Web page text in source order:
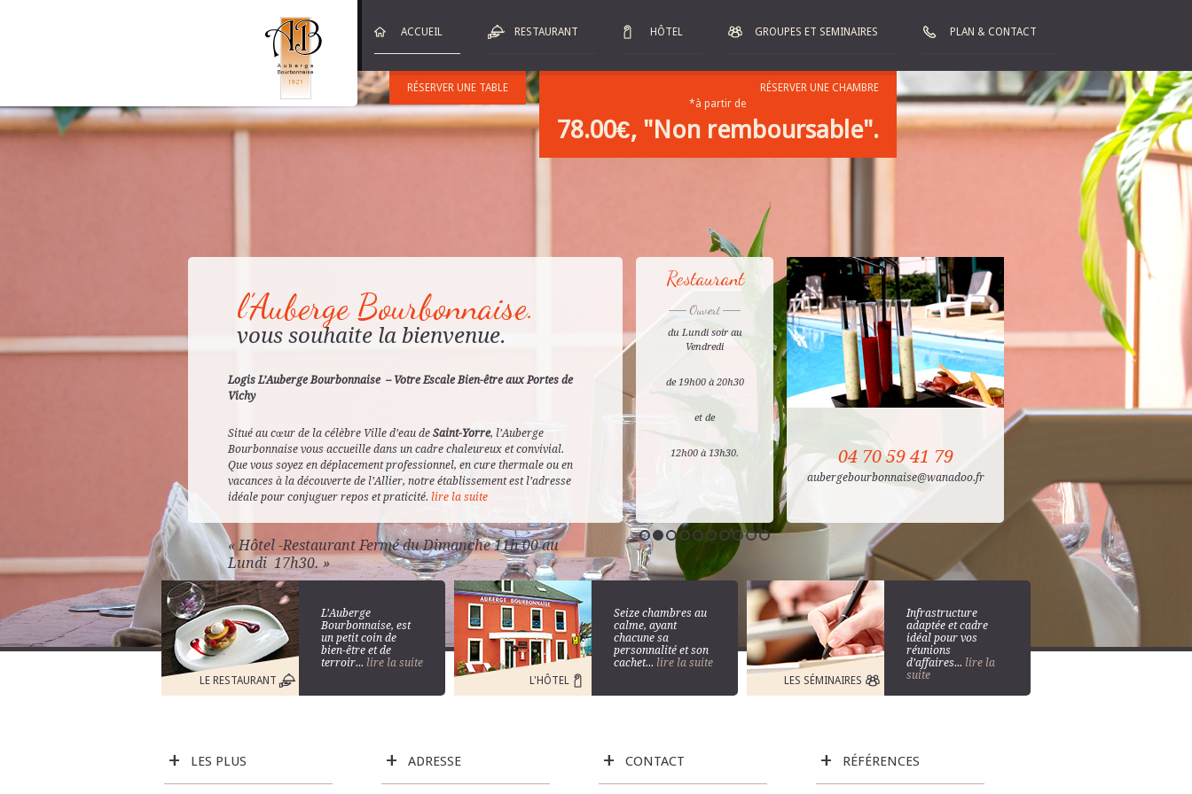
RÉSERVER UNE TABLE
RÉSERVER UNE CHAMBRE
*à partir de
78.00€, "Non remboursable".
ACCUEIL
RESTAURANT
Les menus
HÔTEL GROUPES ET SEMINAIRES PLAN & CONTACT
l’Auberge Bourbonnaise.
vous souhaite la bienvenue.
Logis L’Auberge Bourbonnaise – Votre Escale Bien-être aux Portes de
Vichy
Situé au cœur de la célèbre Ville d’eau de Saint-Yorre, l’Auberge
Bourbonnaise vous accueille dans un cadre chaleureux et convivial.
Que vous soyez en déplacement professionnel, en cure thermale ou en
vacances à la découverte de l’Allier, notre établissement est l’adresse
idéale pour conjuguer repos et praticité. lire la suite
« Hôtel -Restaurant Fermé du Dimanche 11h 00 au
Lundi 17h30. »
Restaurant
Ouvert
du Lundi soir au
Vendredi
de 19h00 à 20h30
et de
12h00 à 13h30. 04 70 59 41 79
aubergebourbonnaise@wanadoo.fr
04 70 59 41 79
LE RESTAURANT
L’Auberge
Bourbonnaise, est
un petit coin de
bien-être et de
terroir... lire la suite
L'HÔTEL
Seize chambres au
calme, ayant
chacune sa
personnalité et son
cachet... lire la suite
LES SÉMINAIRES
Infrastructure
adaptée et cadre
idéal pour vos
réunions
d’affaires... lire la
suite
+ LES PLUS + ADRESSE + CONTACT + RÉFÉRENCES